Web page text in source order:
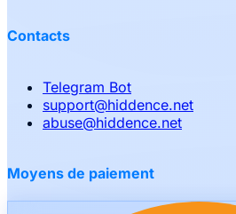
Contacts
Telegram Bot
support@hiddence.net
abuse@hiddence.net
Moyens de paiement